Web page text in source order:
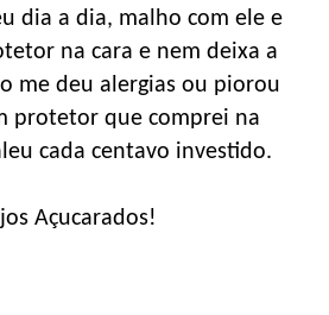
dia a dia, malho com ele e
na cara e nem deixa a
me deu alergias ou piorou
protetor que comprei na
cada centavo investido.
Açucarados!